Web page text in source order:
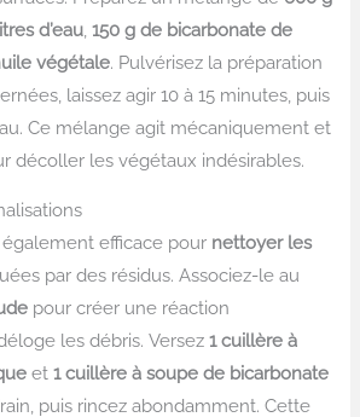
d’eau ,150 g de bicarbonate de
végétale. Pulvérisez la préparation
laissez agir 10 à 15 minutes, puis
Ce mélange agit mécaniquement et
décoller les végétaux indésirables.
également efficace pour nettoyer les
par des résidus. Associez-le au
pour créer une réaction
les débris. Versez1 cuillère à
et1 cuillère à soupe de bicarbonate
puis rincez abondamment. Cette